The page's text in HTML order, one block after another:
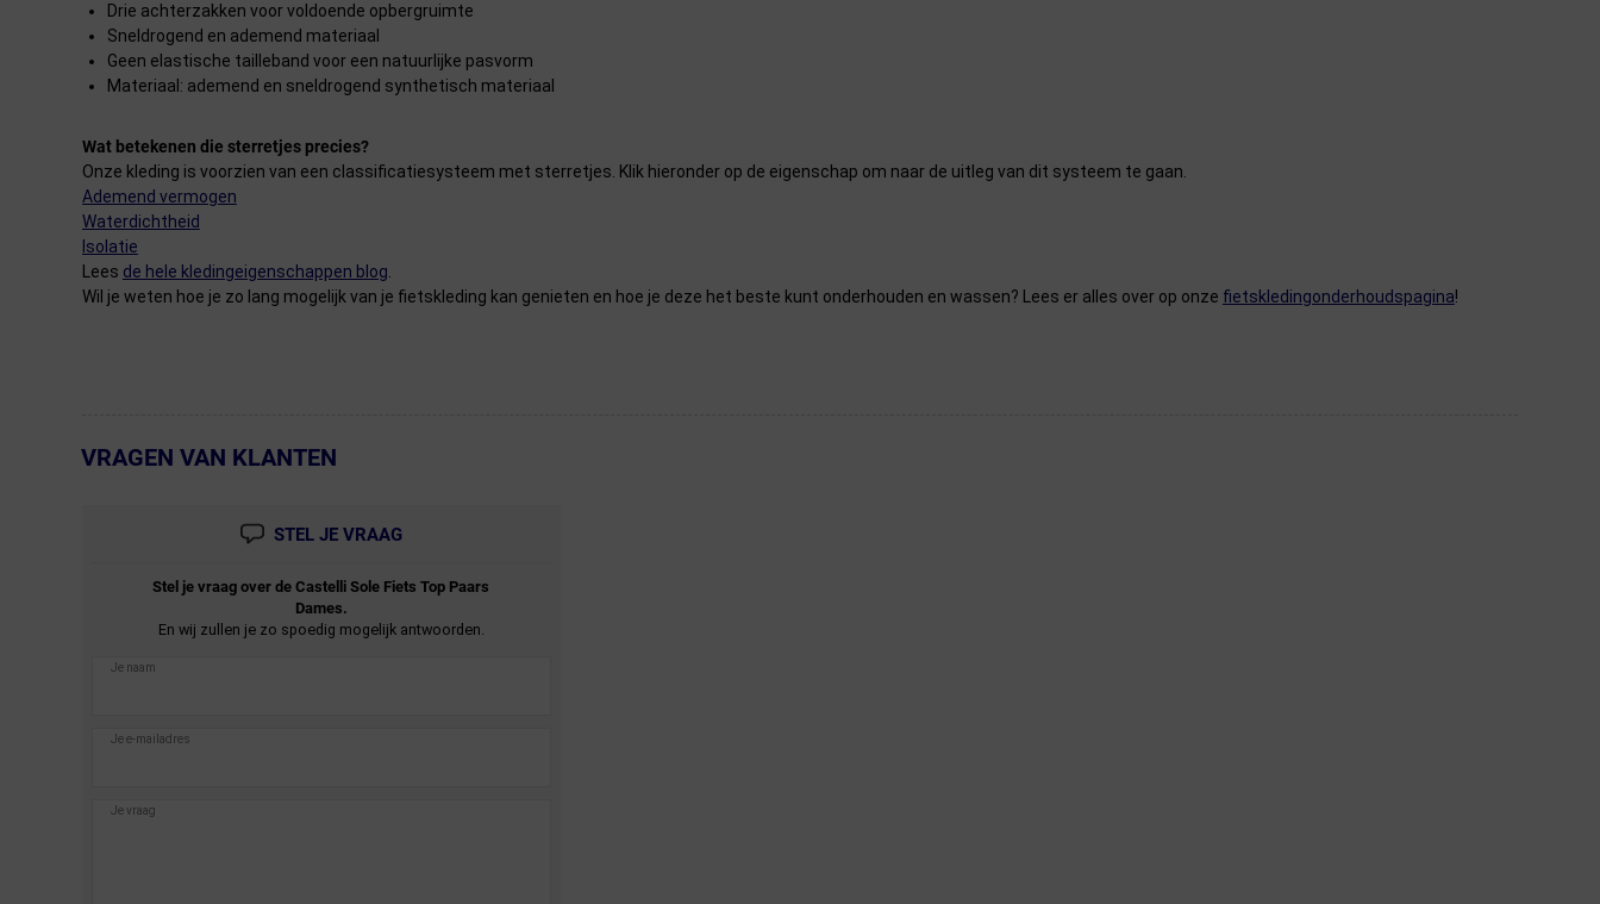
Drie achterzakken voor voldoende opbergruimte
Sneldrogend en ademend materiaal
Geen elastische tailleband voor een natuurlijke pasvorm
Materiaal: ademend en sneldrogend synthetisch materiaal
Wat betekenen die sterretjes precies?
Onze kleding is voorzien van een classificatiesysteem met sterretjes. Klik hieronder op de eigenschap om naar de uitleg van dit systeem te gaan.
Ademend vermogen
Waterdichtheid
Isolatie
Lees de hele kledingeigenschappen blog.
Wil je weten hoe je zo lang mogelijk van je fietskleding kan genieten en hoe je deze het beste kunt onderhouden en wassen? Lees er alles over op onze fietskledingonderhoudspagina!
← Terug naar productnavigatie
VRAGEN VAN KLANTEN
STEL JE VRAAG
Stel je vraag over deCastelliSole Fiets Top Paars
Dames.
En wij zullen je zo spoedig mogelijk antwoorden.